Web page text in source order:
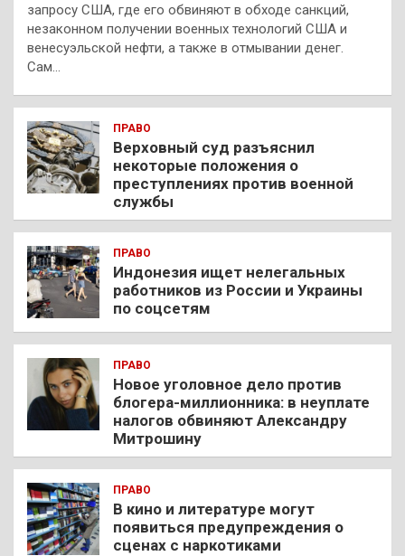
запросу США, где его обвиняют в обходе санкций,
незаконном получении военных технологий США и
венесуэльской нефти, а также в отмывании денег.
Сам…
ПРАВО
Верховный суд разъяснил
некоторые положения о
преступлениях против военной
службы
ПРАВО
Индонезия ищет нелегальных
работников из России и Украины
по соцсетям
ПРАВО
Новое уголовное дело против
блогера-миллионника: в неуплате
налогов обвиняют Александру
Митрошину
ПРАВО
В кино и литературе могут
появиться предупреждения о
сценах с наркотиками